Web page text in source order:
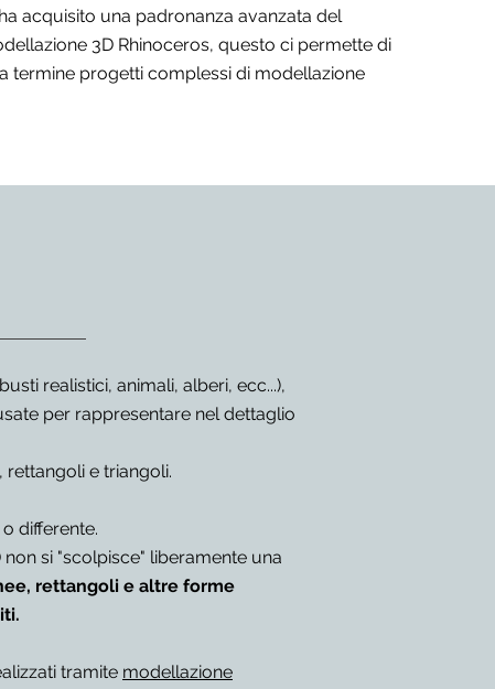
acquisito una padronanza avanzata del
3D Rhinoceros, questo ci permette di
termine progetti complessi di modellazione
realistici, animali, alberi, ecc...),
per rappresentare nel dettaglio
e triangoli.
differente.
si "scolpisce" liberamente una
rettangoli e altre forme
tramite modellazione